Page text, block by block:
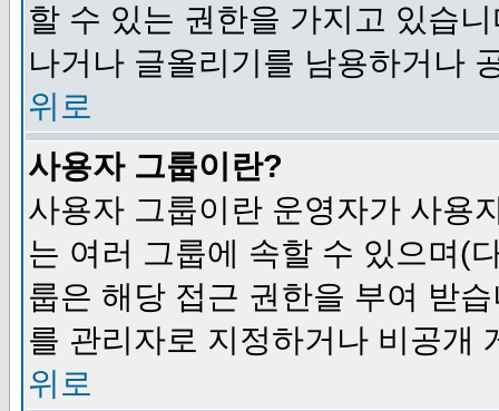
할 수 있는 권한을 가지고 있습
나거나 글올리기를 남용하거나
위로
사용자 그룹이란?
사용자 그룹이란 운영자가 사용
는 여러 그룹에 속할 수 있으며(
룹은 해당 접근 권한을 부여 받
를 관리자로 지정하거나 비공개
위로